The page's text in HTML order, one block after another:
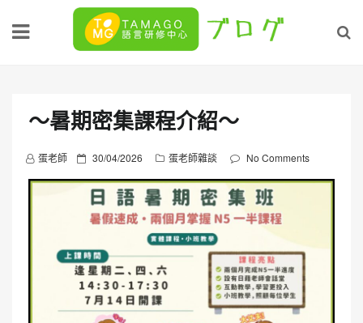
～暑期密集課程介紹～
蛋老師
P
o
d
o
n
30/04/2026 蛋老師雜談 No Comments